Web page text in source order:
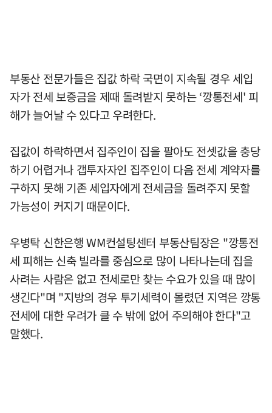
부동산 전문가들은 집값 하락 국면이 지속될 경우 세입
자가 전세 보증금을 제때 돌려받지 못하는 ‘깡통전세' 피
해가 늘어날 수 있다고 우려한다.
집값이 하락하면서 집주인이 집을 팔아도 전셋값을 충당
하기 어렵거나 갭투자자인 집주인이 다음 전세 계약자를
구하지 못해 기존 세입자에게 전세금을 돌려주지 못할
가능성이 커지기 때문이다.
우병탁 신한은행 WM컨설팅센터 부동산팀장은 "깡통전
세 피해는 신축 빌라를 중심으로 많이 나타나는데 집을
사려는 사람은 없고 전세로만 찾는 수요가 있을 때 많이
생긴다"며 "지방의 경우 투기세력이 몰렸던 지역은 깡통
전세에 대한 우려가 클 수 밖에 없어 주의해야 한다"고
말했다.